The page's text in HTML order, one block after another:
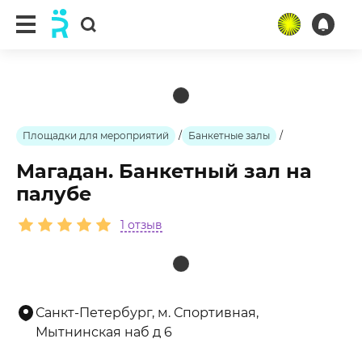
Площадки для мероприятий / Банкетные залы /
Магадан. Банкетный зал на
палубе
1 отзыв
Санкт-Петербург, м. Спортивная,
Мытнинская наб д 6